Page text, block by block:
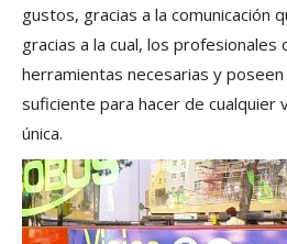
gustos, gracias a la comunicación
gracias a la cual, los profesionales
herramientas necesarias y
suficiente para hacer de cualquier
única.